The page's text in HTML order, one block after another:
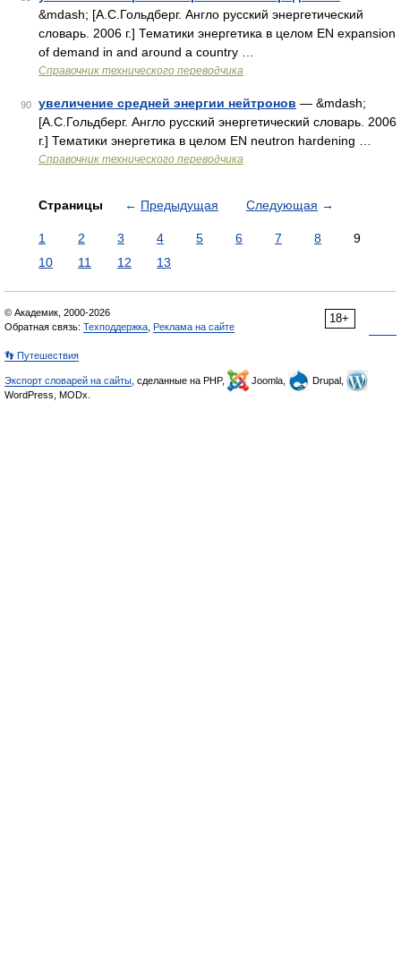
&mdash; [А.С.Гольдберг. Англо русский энергетический
словарь. 2006 г.] Тематики энергетика в целом EN expansion
of demand in and around a country …
Справочник технического переводчика
90 увеличение средней энергии нейтронов — &mdash;
[А.С.Гольдберг. Англо русский энергетический словарь. 2006
г.] Тематики энергетика в целом EN neutron hardening …
Справочник технического переводчика
Страницы ← Предыдущая Следующая →
1 2 3 4 5 6 7 8
9
10
11 12 13
18+
© Академик, 2000-2026
Обратная связь: Техподдержка Реклама на сайте
👣 Путешествия
Экспорт словарей на сайты , сделанные на PHP, Joomla,
Drupal,
WordPress, MODx.